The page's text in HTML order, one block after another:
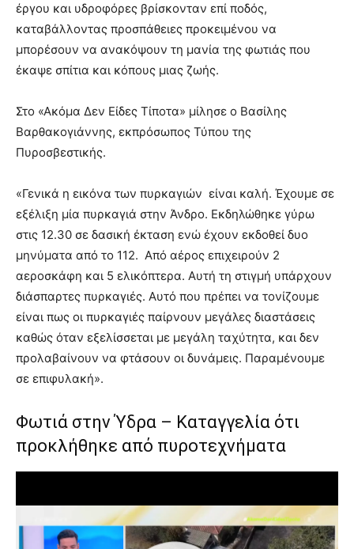
έργου και υδροφόρες βρίσκονταν επί ποδός,
καταβάλλοντας προσπάθειες προκειμένου να
μπορέσουν να ανακόψουν τη μανία της φωτιάς που
έκαψε σπίτια και κόπους μιας ζωής.
Στο «Ακόμα Δεν Είδες Τίποτα» μίλησε ο Βασίλης
Βαρθακογιάννης, εκπρόσωπος Τύπου της
Πυροσβεστικής.
«Γενικά η εικόνα των πυρκαγιών είναι καλή. Έχουμε σε
εξέλιξη μία πυρκαγιά στην Άνδρο. Εκδηλώθηκε γύρω
στις 12.30 σε δασική έκταση ενώ έχουν εκδοθεί δυο
μηνύματα από το 112. Από αέρος επιχειρούν 2
αεροσκάφη και 5 ελικόπτερα. Αυτή τη στιγμή υπάρχουν
διάσπαρτες πυρκαγιές. Αυτό που πρέπει να τονίζουμε
είναι πως οι πυρκαγιές παίρνουν μεγάλες διαστάσεις
καθώς όταν εξελίσσεται με μεγάλη ταχύτητα, και δεν
προλαβαίνουν να φτάσουν οι δυνάμεις. Παραμένουμε
σε επιφυλακή».
Φωτιά στην Ύδρα – Καταγγελία ότι
προκλήθηκε από πυροτεχνήματα